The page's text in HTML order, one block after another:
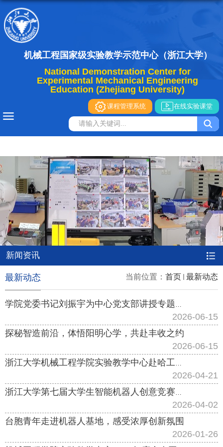
机械工程国家级实验教学示范中心（浙江大学）
National Demonstration Center for
Experimental Mechanical Engineering
Education (Zhejiang University)
课程管理系统 在线实验课堂
新闻资讯
当前位置： 首页 最新动态
最新动态
学院党委书记刘振宇为中心党支部讲授专题党课并指导工作
2026-06-15
探秘智造前沿，体悟阳明心学，共赴丰收之约
2026-06-15
浙江大学机械工程学院实验教学中心赴哈工程、哈工大开展实验教学调研交流
2026-04-21
浙江大学第七届大学生智能机器人创意竞赛成功举行
2026-04-02
台胞青年走进机器人基地，感受浓厚创新氛围
2026-01-26